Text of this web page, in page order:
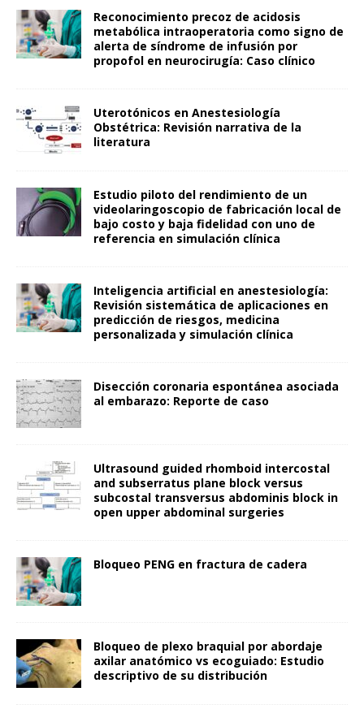
Reconocimiento precoz de acidosis
metabólica intraoperatoria como signo de
alerta de síndrome de infusión por
propofol en neurocirugía: Caso clínico
Uterotónicos en Anestesiología
Obstétrica: Revisión narrativa de la
literatura
Estudio piloto del rendimiento de un
videolaringoscopio de fabricación local de
bajo costo y baja fidelidad con uno de
referencia en simulación clínica
Inteligencia artificial en anestesiología:
Revisión sistemática de aplicaciones en
predicción de riesgos, medicina
personalizada y simulación clínica
Disección coronaria espontánea asociada
al embarazo: Reporte de caso
Ultrasound guided rhomboid intercostal
and subserratus plane block versus
subcostal transversus abdominis block in
open upper abdominal surgeries
Bloqueo PENG en fractura de cadera
Bloqueo de plexo braquial por abordaje
axilar anatómico vs ecoguiado: Estudio
descriptivo de su distribución